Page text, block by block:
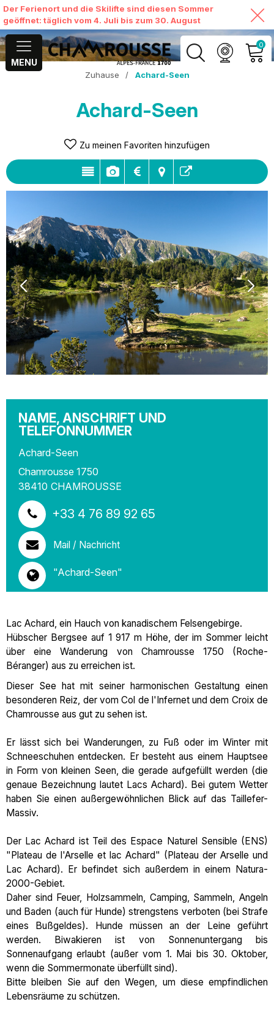
Der Ferienort und die Skilifte sind diesen Sommer
geöffnet: täglich vom 4. Juli bis zum 30. August
MENU
0
MEIN KONTO
MEINEN WARENKORB
Zuhause / Achard-Seen
Achard-Seen
Zu meinen Favoriten hinzufügen
NAME, ANSCHRIFT UND
TELEFONNUMMER
Achard-Seen
Chamrousse 1750
38410 CHAMROUSSE
+33 4 76 89 92 65
Mail / Nachricht
"Achard-Seen"
Lac Achard, ein Hauch von kanadischem Felsengebirge.
Hübscher Bergsee auf 1 917 m Höhe, der im Sommer leicht
über eine Wanderung von Chamrousse 1750 (Roche-
Béranger) aus zu erreichen ist.
Dieser See hat mit seiner harmonischen Gestaltung einen
besonderen Reiz, der vom Col de l'Infernet und dem Croix de
Chamrousse aus gut zu sehen ist.
Er lässt sich bei Wanderungen, zu Fuß oder im Winter mit
Schneeschuhen entdecken. Er besteht aus einem Hauptsee
in Form von kleinen Seen, die gerade aufgefüllt werden (die
genaue Bezeichnung lautet Lacs Achard). Bei gutem Wetter
haben Sie einen außergewöhnlichen Blick auf das Taillefer-
Massiv.
Der Lac Achard ist Teil des Espace Naturel Sensible (ENS)
"Plateau de l'Arselle et lac Achard" (Plateau der Arselle und
Lac Achard). Er befindet sich außerdem in einem Natura-
2000-Gebiet.
Daher sind Feuer, Holzsammeln, Camping, Sammeln, Angeln
und Baden (auch für Hunde) strengstens verboten (bei Strafe
eines Bußgeldes). Hunde müssen an der Leine geführt
werden. Biwakieren ist von Sonnenuntergang bis
Sonnenaufgang erlaubt (außer vom 1. Mai bis 30. Oktober,
wenn die Sommermonate überfüllt sind).
Bitte bleiben Sie auf den Wegen, um diese empfindlichen
Lebensräume zu schützen.